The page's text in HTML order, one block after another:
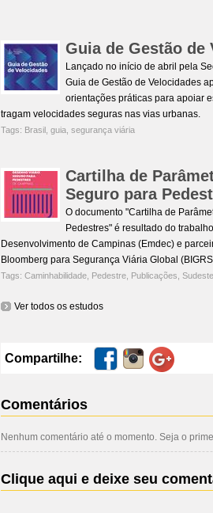
Guia de Gestão de
Lançado no início de abril pela
Guia de Gestão de Velocidades
orientações práticas para apoiar
tragam velocidades seguras nas vias urbanas.
Tags: Brasil guia segurança viária
Cartilha de
Seguro para
O documento "Cartilha de
Pedestres" é resultado do
Desenvolvimento de Campinas (Emdec) e
Bloomberg para Segurança Viária Global
Tags: Caminhabilidade Pedestre Publicações
Ver todos os estudos
Compartilhe:
Comentários
Nenhum comentário até o momento. Seja o
Clique aqui e deixe seu